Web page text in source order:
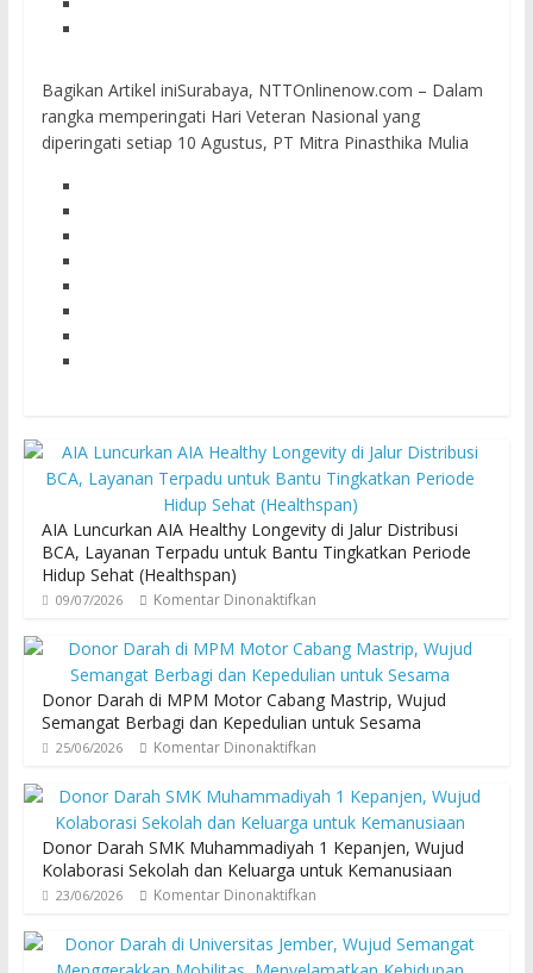
Bagikan Artikel iniSurabaya, NTTOnlinenow.com – Dalam
rangka memperingati Hari Veteran Nasional yang
diperingati setiap 10 Agustus, PT Mitra Pinasthika Mulia
AIA Luncurkan AIA Healthy Longevity di Jalur Distribusi
BCA, Layanan Terpadu untuk Bantu Tingkatkan Periode
Hidup Sehat (Healthspan)
09/07/2026 Komentar Dinonaktifkan
Donor Darah di MPM Motor Cabang Mastrip, Wujud
Semangat Berbagi dan Kepedulian untuk Sesama
25/06/2026 Komentar Dinonaktifkan
Donor Darah SMK Muhammadiyah 1 Kepanjen, Wujud
Kolaborasi Sekolah dan Keluarga untuk Kemanusiaan
23/06/2026 Komentar Dinonaktifkan